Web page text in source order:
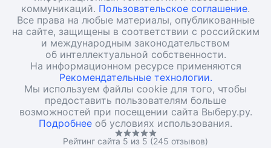
коммуникаций. Пользовательское соглашение.
Все права на любые материалы, опубликованные
на сайте, защищены в соответствии с российским
и международным законодательством
об интеллектуальной собственности.
На информационном ресурсе применяются
Рекомендательные технологии.
Мы используем файлы cookie для того, чтобы
предоставить пользователям больше
возможностей при посещении сайта Выберу.ру.
Подробнее об условиях использования.
Рейтинг сайта 5 из 5 (245 отзывов)